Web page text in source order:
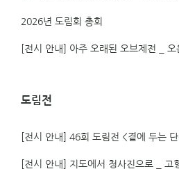
2026년 도림회 총회
[전시 안내] 아주 오래된 오브제전 _
도림전
[전시 안내] 46회 도림전 <곁에 두는
[전시 안내] 지도에서 청사진으로 _ 고